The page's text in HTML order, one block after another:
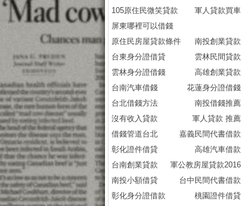
105原住民微笑貸款
軍人貸款買車
屏東哪裡可以借錢
原住民房屋貸款條件
南投創業貸款
台東身分證借貸
雲林民間貸款
雲林身分證借錢
高雄創業貸款
台南汽車借錢
花蓮身分證借錢
台北借錢方法
南投借錢推薦
沒有收入貸款
軍人貸款 推薦
借錢管道台北
嘉義民間代書借款
彰化證件借貸
高雄汽車借款
台南創業貸款
軍公教房屋貸款2016
南投小額借貸
台中民間代書借款
彰化身分證借款
桃園證件借貸